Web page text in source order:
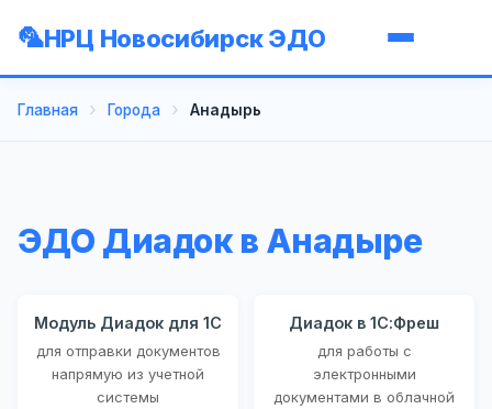
НРЦ Новосибирск ЭДО
Главная Города Анадырь
ЭДО Диадок в Анадыре
Модуль Диадок для 1С
для отправки документов
напрямую из учетной
системы
Диадок в 1С:Фреш
для работы с
электронными
документами в облачной